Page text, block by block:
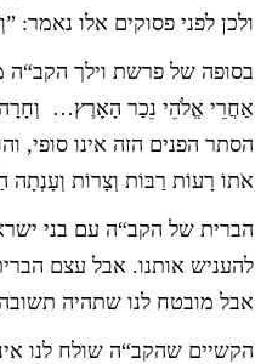
ולכן לפני פסוקים אלו
בסופה של פרשת וילך הקב“ה
אַחֲרֵי אֱלֹהֵי נֵכַר הָאָרֶץ…
הסתר הפנים הזה אינו סופי,
אֹתוֹ רָעוֹת רַבּוֹת וְצָרוֹת
הברית של הקב“ה עם בני
להעניש אותנו. אבל עצם
אבל מובטח לנו שתהיה
הקשיים שהקב“ה שולח לנו